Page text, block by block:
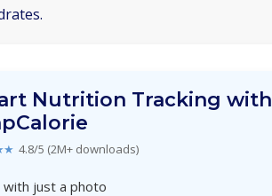
Nutrition Tracking with
4.8/5 (2M+ downloads)
with just a photo